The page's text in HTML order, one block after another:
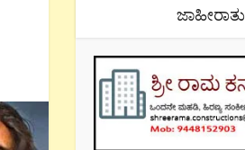
ಜಾಹೀರಾತು